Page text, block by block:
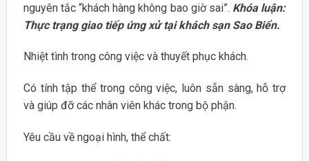
nguyên tắc “khách hàng không bao giờ sai”. Khóa luận:
Thực trạng giao tiếp ứng xử tại khách sạn Sao Biển.
Nhiệt tình trong công việc và thuyết phục khách.
Có tính tập thể trong công việc, luôn sẵn sàng, hỗ trợ
và giúp đỡ các nhân viên khác trong bộ phận.
Yêu cầu về ngoại hình, thể chất: